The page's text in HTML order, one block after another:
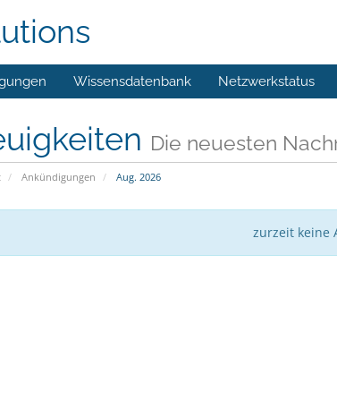
Wissensdatenbank Netzwerkstatus
Die neuesten
Ankündigungen Aug. 2026
zurzeit keine